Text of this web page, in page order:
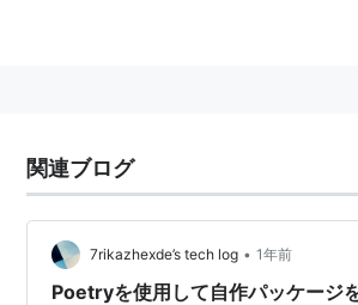
関連ブログ
7rikazhexde’s tech log • 1年前
Poetryを使用して自作パッケージ